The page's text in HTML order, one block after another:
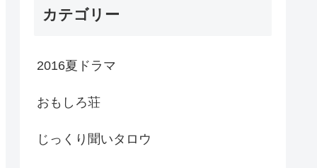
カテゴリー
2016夏ドラマ
おもしろ荘
じっくり聞いタロウ